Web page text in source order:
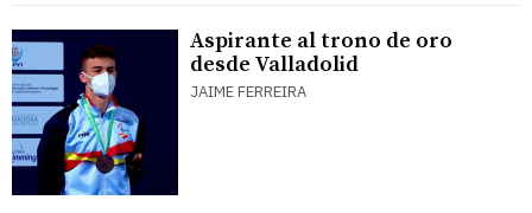
Aspirante al trono de oro
desde Valladolid
JAIME FERREIRA